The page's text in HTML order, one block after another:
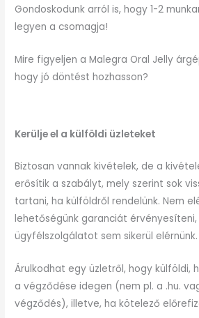
Gondoskodunk arról is, hogy 1-2
legyen a csomagja!
Mire figyeljen a Malegra Oral Jelly
hogy jó döntést hozhasson?
Kerülje el a külföldi üzleteket
Biztosan vannak kivételek, de a
erősítik a szabályt, mely szerint sok
tartani, ha külföldről rendelünk. Nem
lehetőségünk garanciát
ügyfélszolgálatot sem sikerül elérnünk.
Árulkodhat egy üzletről, hogy külföldi,
a végződése idegen (nem pl. a .hu.
végződés), illetve, ha kötelező